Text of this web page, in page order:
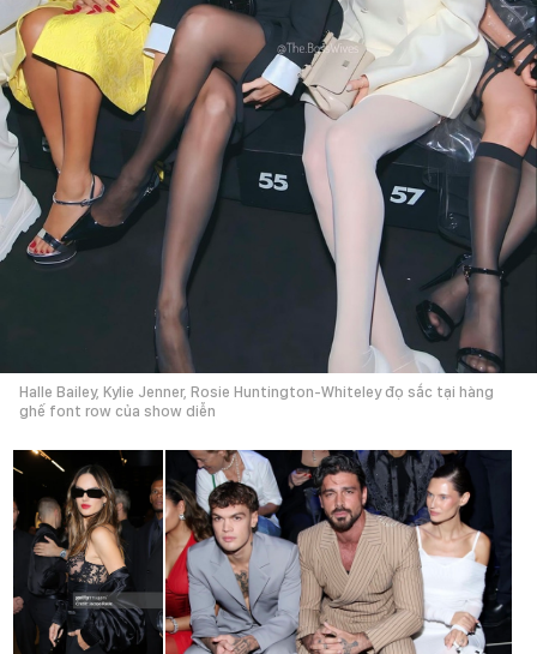
Halle Bailey, Kylie Jenner, Rosie Huntington-Whiteley đọ sắc tại hàng
ghế font row của show diễn